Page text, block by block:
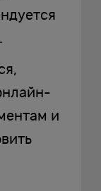
и